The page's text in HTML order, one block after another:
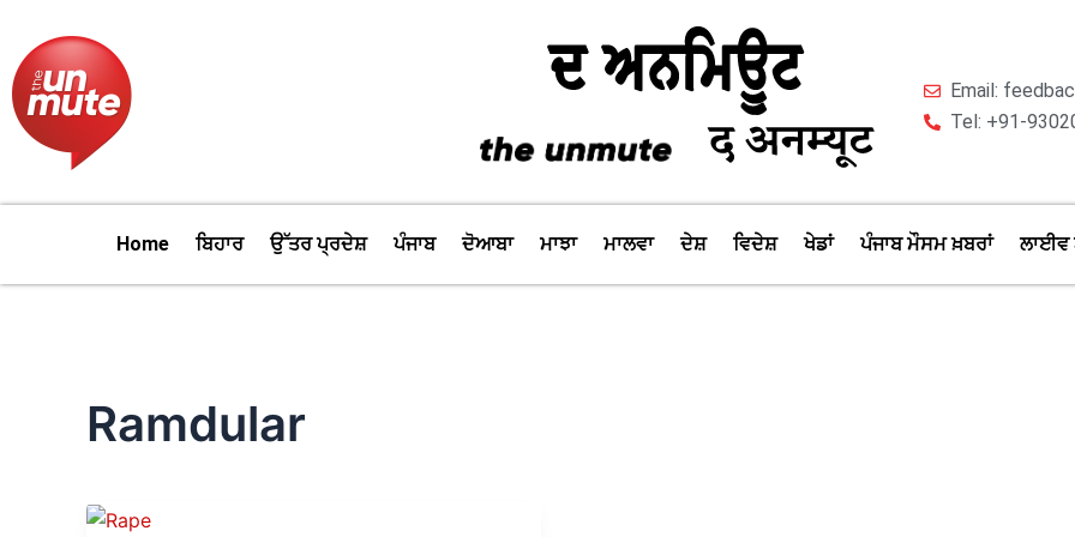
content
Email:
Tel: +91-
Home ਬਿਹਾਰ ਉੱਤਰ ਪ੍ਰਦੇਸ਼ ਪੰਜਾਬ ਦੋਆਬਾ ਮਾਝਾ ਮਾਲਵਾ ਦੇਸ਼ ਵਿਦੇਸ਼ ਖੇਡਾਂ ਪੰਜਾਬ ਮੌਸਮ ਖ਼ਬਰਾਂ ਲਾਈਵ
Ramdular